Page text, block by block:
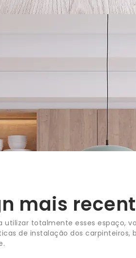
mais
utilizar totalmente esses espaço,
de instalação dos carpinteiros,